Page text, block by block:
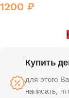
1200 ₽
Купить
для этого
написать,